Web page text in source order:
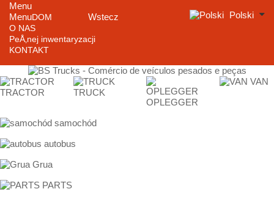
Menu
Menu
Wstecz
DOM
O NAS
PeÅ‚nej inwentaryzacji
KONTAKT
Polski
TRACTOR
TRUCK
OPLEGGER
VAN
samochód
autobus
Grua
PARTS